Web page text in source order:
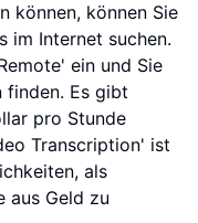
können, können Sie
im Internet suchen.
ein und Sie
finden. Es gibt
pro Stunde
Transcription' ist
als
aus Geld zu